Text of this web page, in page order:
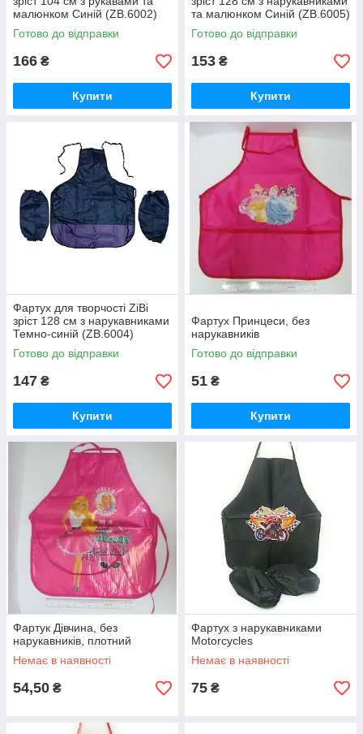
малюнком Синій (ZB.6002)
Готово до відправки
166 ₴
Купити
та малюнком Синій (ZB.6005)
Готово до відправки
153 ₴
Купити
Фартух для творчості ZiBi
зріст 128 см з нарукавниками
Темно-синій (ZB.6004)
Готово до відправки
147 ₴
Купити
Фартух Принцеси, без
нарукавників
Готово до відправки
51 ₴
Купити
Фартук Дівчина, без
нарукавників, плотний
Немає в наявності
54,50 ₴
Фартух з нарукавниками
Motorcycles
Немає в наявності
75 ₴